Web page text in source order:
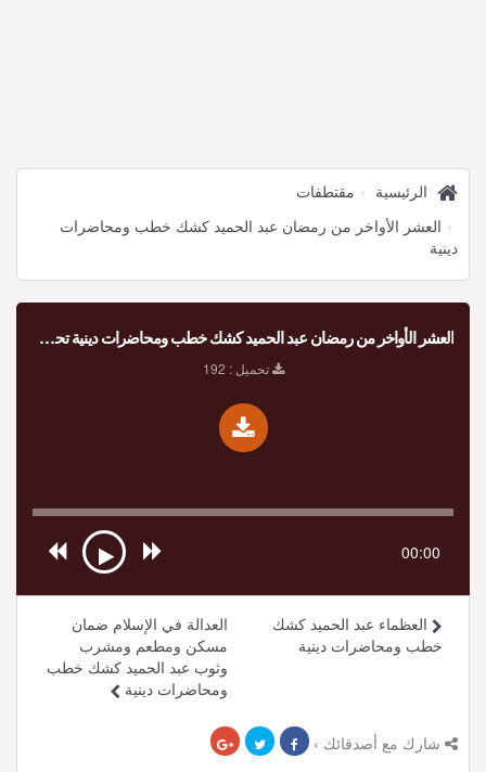
الرئيسية
مقتطفات
العشر الأواخر من رمضان عبد الحميد كشك خطب ومحاضرات
دينية
العشر الأواخر من رمضان عبد الحميد كشك خطب ومحاضرات دينية تحميل Mp3
تحميل : 192
00:00
العدالة في الإسلام ضمان
مسكن ومطعم ومشرب
وثوب عبد الحميد كشك خطب
ومحاضرات دينية
العظماء عبد الحميد كشك
خطب ومحاضرات دينية
شارك مع أصدقائك ›